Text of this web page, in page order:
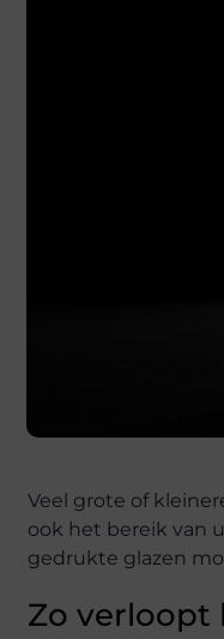
Veel grote of
ook het bereik van
gedrukte glazen
Zo verloopt